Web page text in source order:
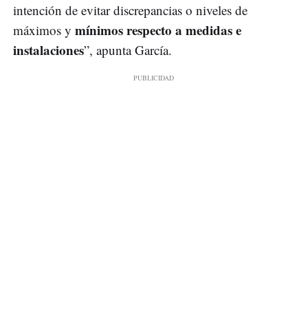
intención de evitar discrepancias o niveles de
máximos y mínimos respecto a medidas e
instalaciones”, apunta García.